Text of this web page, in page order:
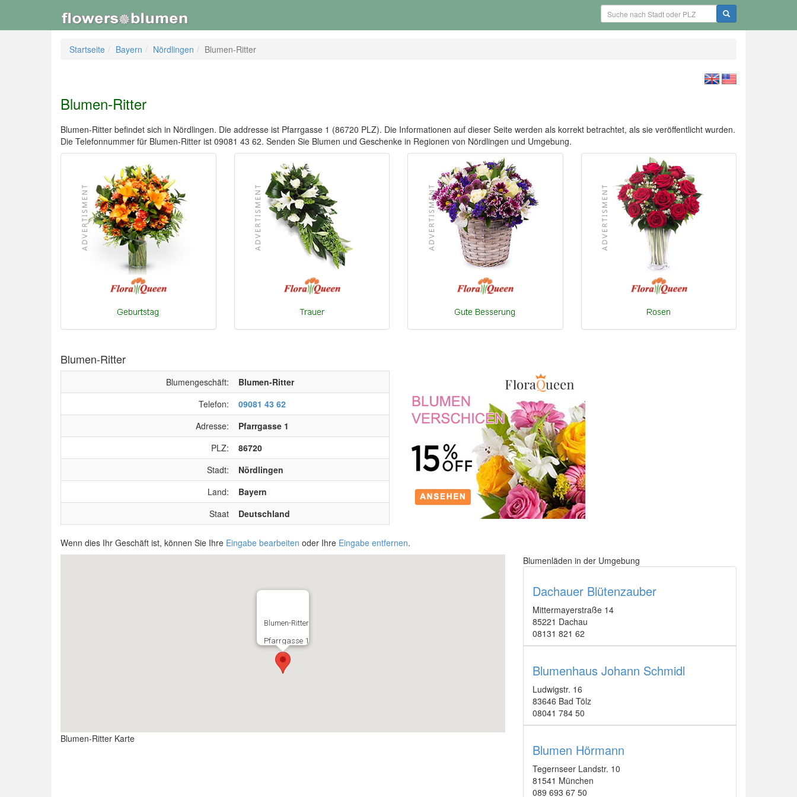
Startseite Bayern Nördlingen Blumen-Ritter
Blumen-Ritter
Blumen-Ritter befindet sich in Nördlingen. Die addresse ist Pfarrgasse 1 (86720 PLZ). Die Informationen auf dieser Seite werden als korrekt betrachtet, als sie veröffentlicht wurden.
Die Telefonnummer für Blumen-Ritter ist 09081 43 62. Senden Sie Blumen und Geschenke in Regionen von Nördlingen und Umgebung.
Blumen-Ritter
Blumengeschäft:
Blumen-Ritter
Telefon:
09081 43 62
Adresse:
Pfarrgasse 1
PLZ:
86720
Stadt:
Nördlingen
Land:
Bayern
Staat
Deutschland
Wenn dies Ihr Geschäft ist, können Sie Ihre Eingabe bearbeiten oder Ihre Eingabe entfernen.
Blumen-Ritter
Pfarrgasse 1
Blumen-Ritter Karte
Blumenläden in der Umgebung
Dachauer Blütenzauber
Mittermayerstraße 14
85221 Dachau
08131 821 62
Blumenhaus Johann Schmidl
Ludwigstr. 16
83646 Bad Tölz
08041 784 50
Blumen Hörmann
Tegernseer Landstr. 10
81541 München
089 693 67 50